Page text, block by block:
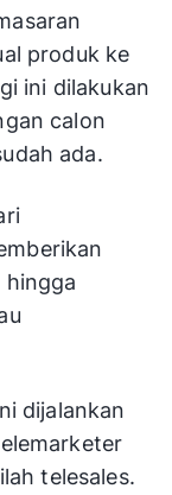
produk ke
ini dilakukan
calon
ada.
dijalankan
telesales.